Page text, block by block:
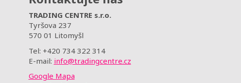
TRADING CENTRE s.r.o.
Tyršova 237
570 01 Litomyšl
Tel: +420 734 322 314
E-mail: info@tradingcentre.cz
Google Mapa